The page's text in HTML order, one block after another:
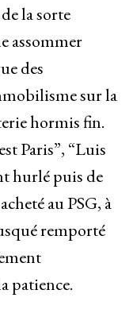
la sorte
assommer
des
sur la
hormis fin.
Paris”, “Luis
hurlé puis de
au PSG, à
remporté
patience.